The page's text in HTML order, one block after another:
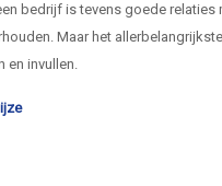
bedrijf is tevens goede relaties
Maar het
en invullen.